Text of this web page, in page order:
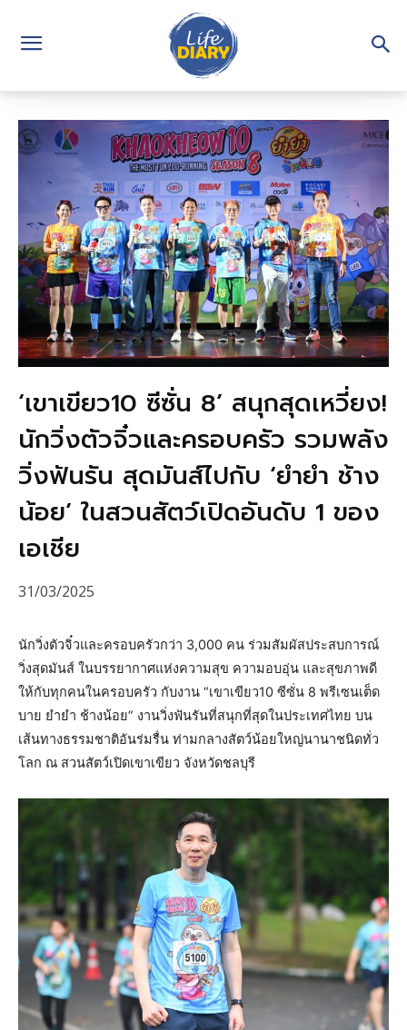
‘เขาเขียว10 ซีซั่น 8’ สนุกสุดเหวี่ยง!
นักวิ่งตัวจิ๋วและครอบครัว รวมพลัง
วิ่งฟันรัน สุดมันส์ไปกับ ‘ยำยำ ช้าง
น้อย’ ในสวนสัตว์เปิดอันดับ 1 ของ
เอเชีย
31/03/2025
นักวิ่งตัวจิ๋วและครอบครัวกว่า 3,000 คน ร่วมสัมผัสประสบการณ์
วิ่งสุดมันส์ ในบรรยากาศแห่งความสุข ความอบอุ่น และสุขภาพดี
ให้กับทุกคนในครอบครัว กับงาน “เขาเขียว10 ซีซั่น 8 พรีเซนเต็ด
บาย ยำยำ ช้างน้อย” งานวิ่งฟันรันที่สนุกที่สุดในประเทศไทย บน
เส้นทางธรรมชาติอันร่มรื่น ท่ามกลางสัตว์น้อยใหญ่นานาชนิดทั่ว
โลก ณ สวนสัตว์เปิดเขาเขียว จังหวัดชลบุรี